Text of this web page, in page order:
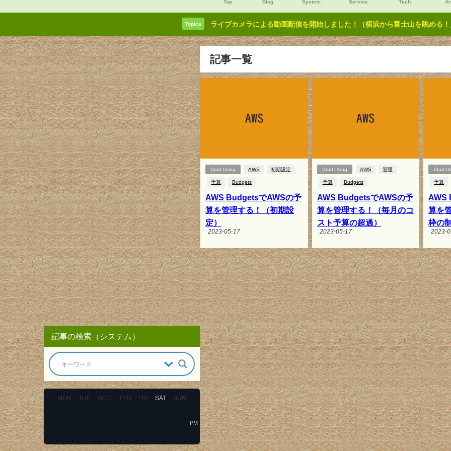
Top Blog System Service Tech
Topics ライブカメラによる動画配信を開始しました！（横浜から富士山を眺める
記事一覧
Start Using AWS 初期設定
予算 Budgets
AWS BudgetsでAWSの予
算を管理する！（初期設
定）
2023-05-17
Start Using AWS 管理
予算 Budgets
AWS BudgetsでAWSの予
算を管理する！（毎月のコ
スト予算の超過）
2023-05-17
Start
予算
AWS
算を
枠の
2023-
記事の検索（システム）
MON TUE WED THU FRI SAT SUN
PM